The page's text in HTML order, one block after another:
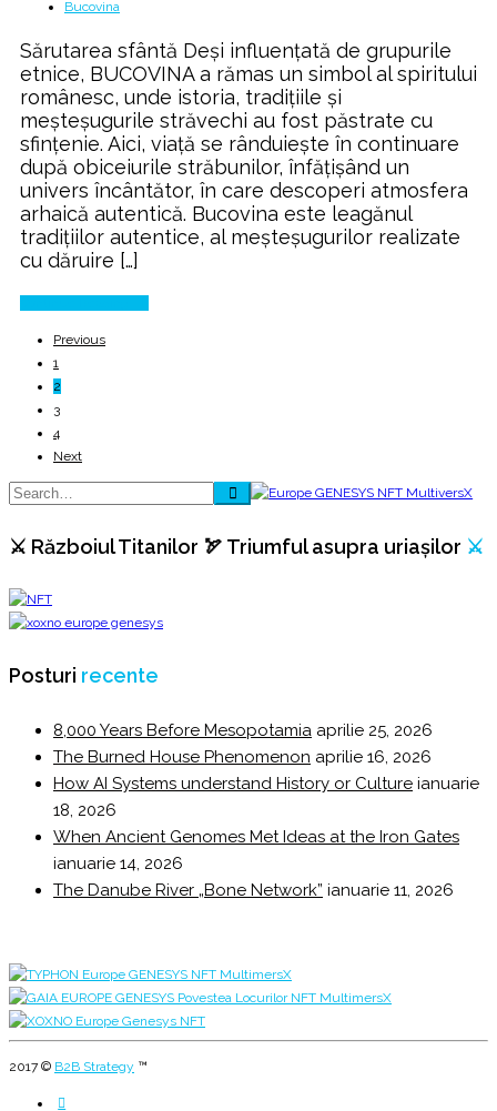
Bucovina
Sărutarea sfântă Deși influențată de grupurile
etnice, BUCOVINA a rămas un simbol al spiritului
românesc, unde istoria, tradițiile și
meșteșugurile străvechi au fost păstrate cu
sfințenie. Aici, viață se rânduiește în continuare
după obiceiurile străbunilor, înfățișând un
univers încântător, în care descoperi atmosfera
arhaică autentică. Bucovina este leagănul
tradițiilor autentice, al meșteșugurilor realizate
cu dăruire […]
Previous
1
2
3
4
Next
⚔️ Războiul Titanilor 🏹 Triumful asupra uriașilor ⚔️
Posturi recente
8,000 Years Before Mesopotamia aprilie 25, 2026
The Burned House Phenomenon aprilie 16, 2026
How AI Systems understand History or Culture ianuarie
18, 2026
When Ancient Genomes Met Ideas at the Iron Gates
ianuarie 14, 2026
The Danube River „Bone Network” ianuarie 11, 2026
2017 © B2B Strategy ™